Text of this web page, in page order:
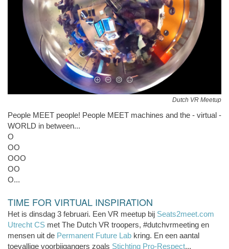
Dutch VR Meetup
People MEET people! People MEET machines and the - virtual -
WORLD in between...
O
OO
OOO
OO
O...
TIME FOR VIRTUAL INSPIRATION
Het is dinsdag 3 februari. Een VR meetup bij Seats2meet.com
Utrecht CS met The Dutch VR troopers, #dutchvrmeeting en
mensen uit de Permanent Future Lab kring. En een aantal
toevallige voorbijgangers zoals Stichting Pro-Respect...